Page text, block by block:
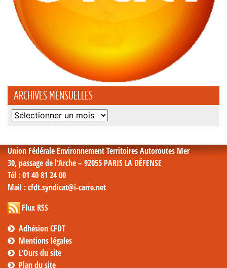
ARCHIVES MENSUELLES
Archives
Union Fédérale Environnement Territoires Autoroutes Mer
30, passage de l’Arche – 92055 PARIS LA DÉFENSE
Tél : 01 40 81 24 00
Mail : cfdt.syndicat@i-carre.net
Flux RSS
Adhésion CFDT
Mentions légales
L’Ours du site
Plan du site